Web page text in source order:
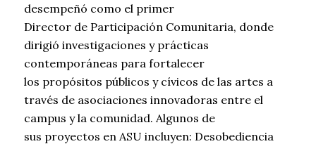
desempeñó como el primer
Director de Participación Comunitaria, donde
dirigió investigaciones y prácticas
contemporáneas para fortalecer
los propósitos públicos y cívicos de las artes a
través de asociaciones innovadoras entre el
campus y la comunidad. Algunos de
sus proyectos en ASU incluyen: Desobediencia